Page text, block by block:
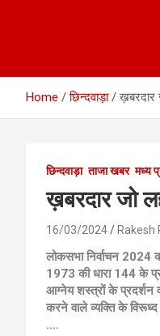
Home छिन्दवाड़ा ख़बरदार
छिन्दवाड़ा ताजा खबर मध्य
ख़बरदार जो
16/03/2024 Rakesh
लोकसभा निर्वाचन 2024
1973 की धारा 144 के
आग्नेय शस्त्रों के प्रदर्शन
करने वाले व्यक्ति के विरूध्द
….